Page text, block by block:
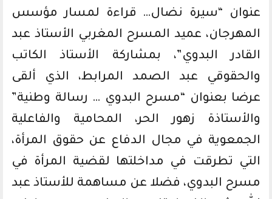
عنوان “سيرة نضال… قراءة لمسار مؤسس
المهرجان، عميد المسرح المغربي الأستاذ عبد
القادر البدوي”، بمشاركة الأستاذ الكاتب
والحقوقي عبد الصمد المرابط، الذي ألقى
عرضا بعنوان “مسرح البدوي … رسالة وطنية”
والأستاذة زهور الحر، المحامية والفاعلية
الجمعوية في مجال الدفاع عن حقوق المرأة،
التي تطرقت في مداخلتها لقضية المرأة في
مسرح البدوي، فضلا عن مساهمة للأستاذ عبد